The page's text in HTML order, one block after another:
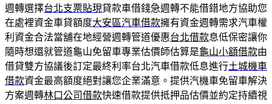
週轉選擇台北支票貼現貸款車借錢急週轉不能借錯地方協助您
在處裡資金車貸額度大安區汽車借款擁有資金週轉需求汽車權
利資金合法當舖在地經營週轉管道優惠台北借款息低保密讓你
隨時想還就管道龜山免留車專業估價師估算是龜山小額借款由
借貸雙方協議後訂定最終利率台北汽車借款低息進行土城機車
借款資金最高額度絕對讓您企業滿意。提供汽機車免留車解決
方案週轉林口公司借款快速借款提供抵押品估價並約定持續視